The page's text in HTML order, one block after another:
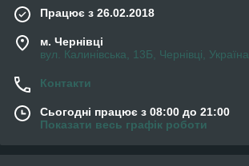
Працює з 26.02.2018
м. Чернівці
вул. Калинівська, 13Б, Чернівці, Україна
Контакти
Сьогодні працює з 08:00 до 21:00
Показати весь графік роботи